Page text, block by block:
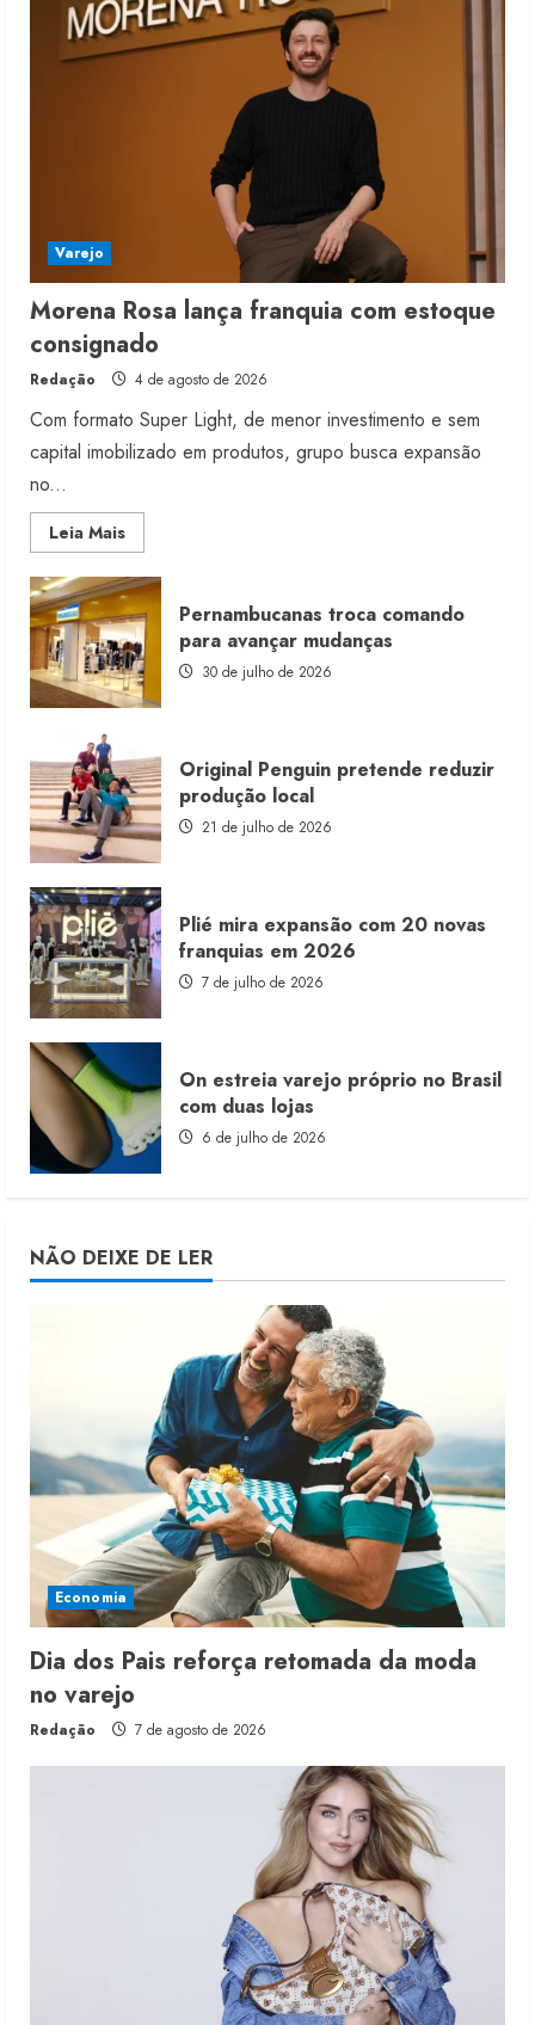
Varejo
Morena Rosa lança franquia com estoque
consignado
Redação 4 de agosto de 2026
Com formato Super Light, de menor investimento e sem
capital imobilizado em produtos, grupo busca expansão
no...
Leia MaisRead
more
Morena
Rosa
lança
franquia
com
estoque
consignado
Pernambucanas troca comando
para avançar mudanças
30 de julho de 2026
Original Penguin pretende reduzir
produção local
21 de julho de 2026
Plié mira expansão com 20 novas
franquias em 2026
7 de julho de 2026
On estreia varejo próprio no Brasil
com duas lojas
6 de julho de 2026
NÃO DEIXE DE LER
Economia
Dia dos Pais reforça retomada da moda
no varejo
Redação 7 de agosto de 2026